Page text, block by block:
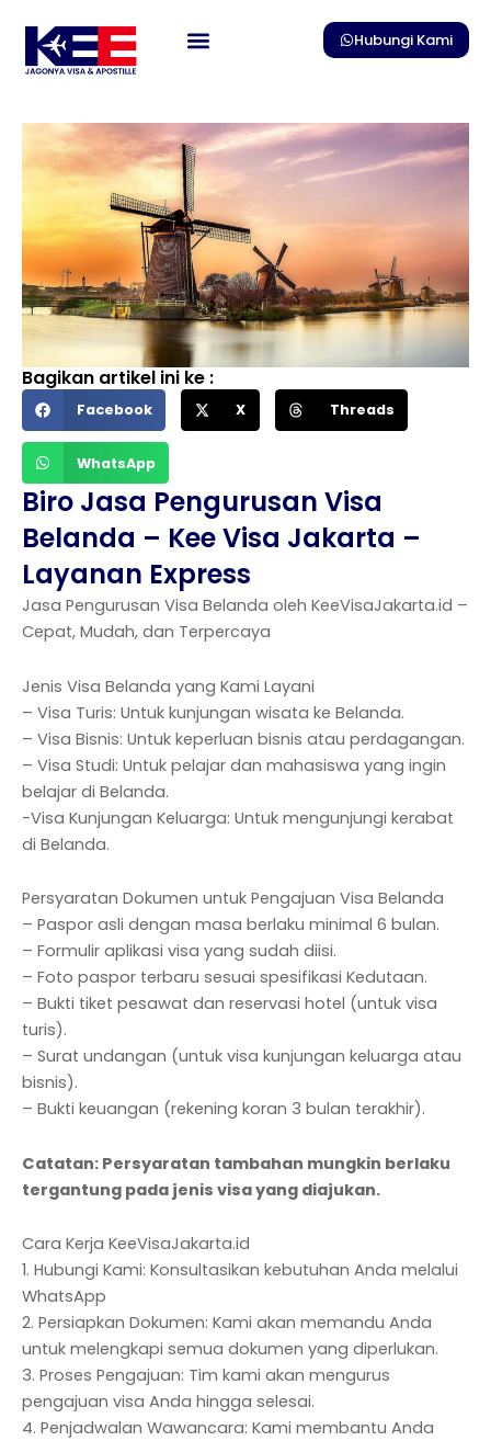
content
Hubungi Kami
Bagikan artikel ini ke :
Facebook X Threads
WhatsApp
Biro Jasa Pengurusan Visa
Belanda – Kee Visa Jakarta –
Layanan Express
Jasa Pengurusan Visa Belanda oleh KeeVisaJakarta.id –
Cepat, Mudah, dan Terpercaya
Jenis Visa Belanda yang Kami Layani
– Visa Turis: Untuk kunjungan wisata ke Belanda.
– Visa Bisnis: Untuk keperluan bisnis atau perdagangan.
– Visa Studi: Untuk pelajar dan mahasiswa yang ingin
belajar di Belanda.
-Visa Kunjungan Keluarga: Untuk mengunjungi kerabat
di Belanda.
Persyaratan Dokumen untuk Pengajuan Visa Belanda
– Paspor asli dengan masa berlaku minimal 6 bulan.
– Formulir aplikasi visa yang sudah diisi.
– Foto paspor terbaru sesuai spesifikasi Kedutaan.
– Bukti tiket pesawat dan reservasi hotel (untuk visa
turis).
– Surat undangan (untuk visa kunjungan keluarga atau
bisnis).
– Bukti keuangan (rekening koran 3 bulan terakhir).
Catatan: Persyaratan tambahan mungkin berlaku
tergantung pada jenis visa yang diajukan.
Cara Kerja KeeVisaJakarta.id
1. Hubungi Kami: Konsultasikan kebutuhan Anda melalui
WhatsApp
2. Persiapkan Dokumen: Kami akan memandu Anda
untuk melengkapi semua dokumen yang diperlukan.
3. Proses Pengajuan: Tim kami akan mengurus
pengajuan visa Anda hingga selesai.
4. Penjadwalan Wawancara: Kami membantu Anda